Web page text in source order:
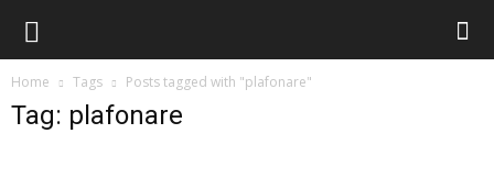
Home Tags Posts tagged with "plafonare"
Tag: plafonare